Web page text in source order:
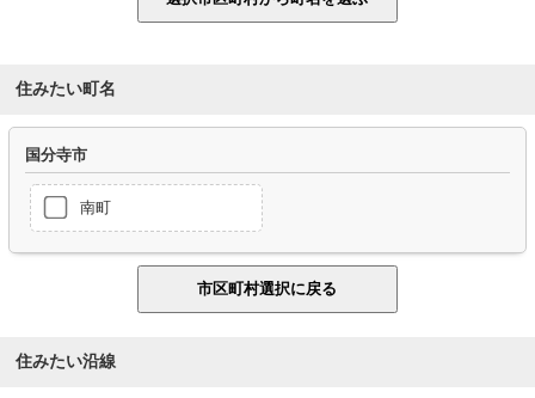
住みたい町名
国分寺市
南町
住みたい沿線